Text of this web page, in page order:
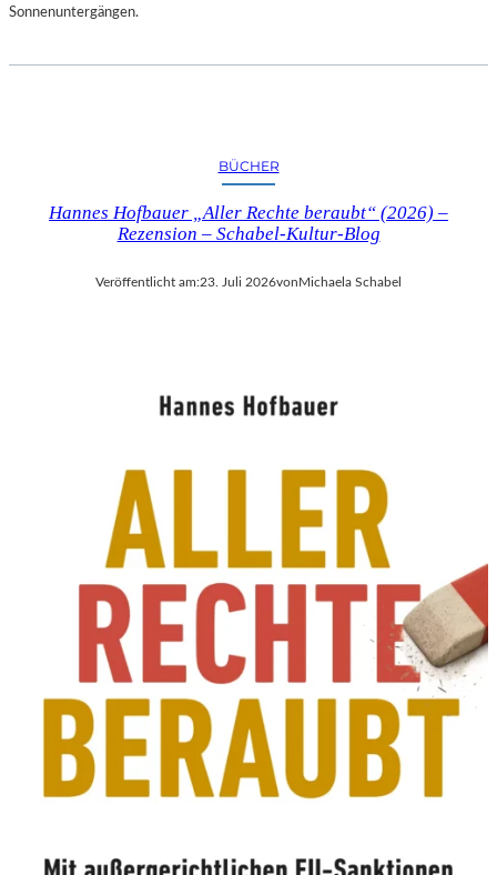
Sonnenuntergängen.
BÜCHER
Hannes Hofbauer „Aller Rechte beraubt“ (2026) –
Rezension – Schabel-Kultur-Blog
Veröffentlicht am:23. Juli 2026vonMichaela Schabel